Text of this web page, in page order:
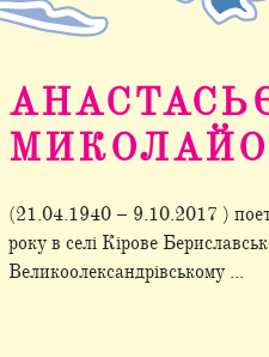
(21.04.1940 – 9.10.2017 )
року в селі Кірове
Великоолександрівському ...